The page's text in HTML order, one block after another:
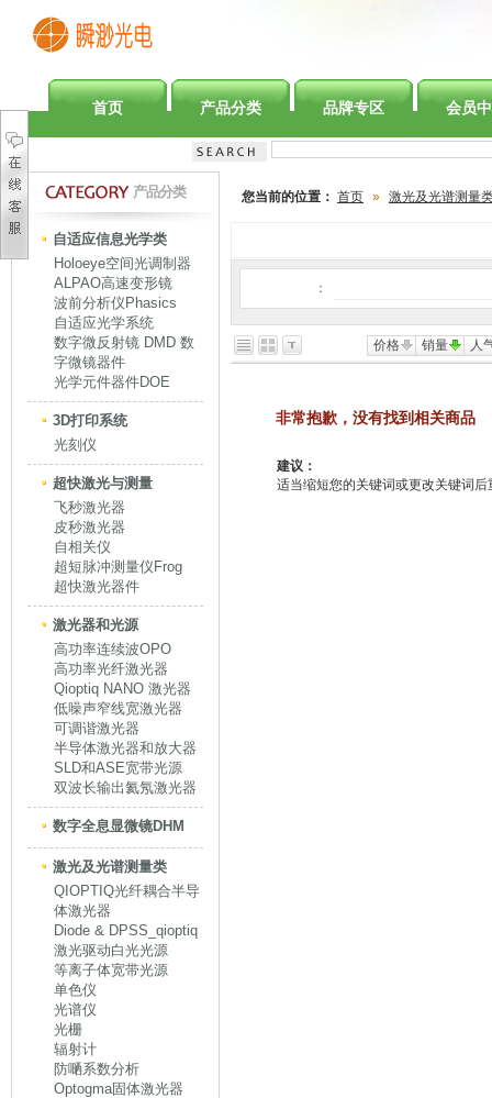
首页 产品分类 品牌专区 会员
产品分类
自适应信息光学类
Holoeye空间光调制器
ALPAO高速变形镜
波前分析仪Phasics
自适应光学系统
数字微反射镜 DMD 数
字微镜器件
光学元件器件DOE
3D打印系统
光刻仪
超快激光与测量
飞秒激光器
皮秒激光器
自相关仪
超短脉冲测量仪Frog
超快激光器件
激光器和光源
高功率连续波OPO
高功率光纤激光器
Qioptiq NANO 激光器
低噪声窄线宽激光器
可调谐激光器
半导体激光器和放大器
SLD和ASE宽带光源
双波长输出氦氖激光器
数字全息显微镜DHM
激光及光谱测量类
QIOPTIQ光纤耦合半导
体激光器
Diode & DPSS_qioptiq
激光驱动白光光源
等离子体宽带光源
单色仪
光谱仪
光栅
辐射计
防嗮系数分析
Optogma固体激光器
您当前的位置： 首页 » 激光及光谱测量
：
价格 销量 人
非常抱歉，没有找到相关商品
建议：
适当缩短您的关键词或更改关键词后